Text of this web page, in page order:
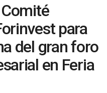
para
del gran foro
en Feria